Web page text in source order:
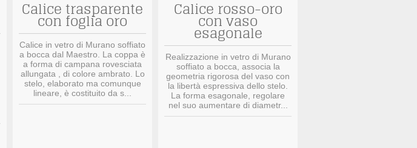
Calice trasparente
con foglia oro
Calice in vetro di Murano soffiato
a bocca dal Maestro. La coppa è
a forma di campana rovesciata
allungata , di colore ambrato. Lo
stelo, elaborato ma comunque
lineare, è costituito da s...
Calice rosso-oro
con vaso
esagonale
Realizzazione in vetro di Murano
soffiato a bocca, associa la
geometria rigorosa del vaso con
la libertà espressiva dello stelo.
La forma esagonale, regolare
nel suo aumentare di diametr...